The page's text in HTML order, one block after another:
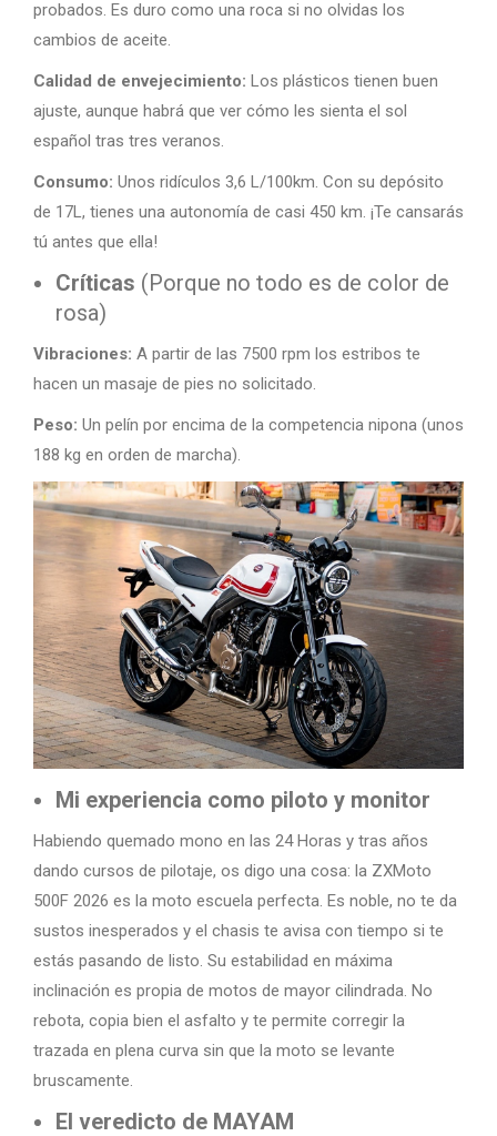
probados. Es duro como una roca si no olvidas los
cambios de aceite.
Calidad de envejecimiento: Los plásticos tienen buen
ajuste, aunque habrá que ver cómo les sienta el sol
español tras tres veranos.
Consumo: Unos ridículos 3,6 L/100km. Con su depósito
de 17L, tienes una autonomía de casi 450 km. ¡Te cansarás
tú antes que ella!
Críticas (Porque no todo es de color de
rosa)
Vibraciones: A partir de las 7500 rpm los estribos te
hacen un masaje de pies no solicitado.
Peso: Un pelín por encima de la competencia nipona (unos
188 kg en orden de marcha).
Mi experiencia como piloto y monitor
Habiendo quemado mono en las 24 Horas y tras años
dando cursos de pilotaje, os digo una cosa: la ZXMoto
500F 2026 es la moto escuela perfecta. Es noble, no te da
sustos inesperados y el chasis te avisa con tiempo si te
estás pasando de listo. Su estabilidad en máxima
inclinación es propia de motos de mayor cilindrada. No
rebota, copia bien el asfalto y te permite corregir la
trazada en plena curva sin que la moto se levante
bruscamente.
El veredicto de MAYAM